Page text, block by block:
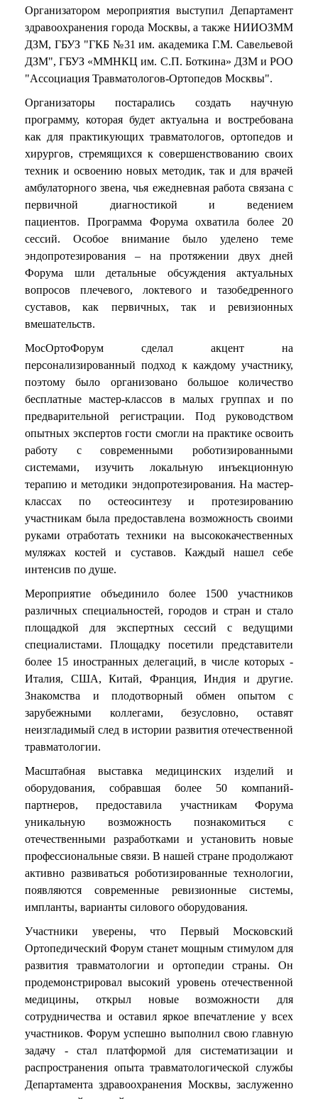
Организатором мероприятия выступил Департамент
здравоохранения города Москвы, а также НИИОЗММ
ДЗМ, ГБУЗ "ГКБ №31 им. академика Г.М. Савельевой
ДЗМ", ГБУЗ «ММНКЦ им. С.П. Боткина» ДЗМ и РОО
"Ассоциация Травматологов-Ортопедов Москвы".
Организаторы постарались создать научную
программу, которая будет актуальна и востребована
как для практикующих травматологов, ортопедов и
хирургов, стремящихся к совершенствованию своих
техник и освоению новых методик, так и для врачей
амбулаторного звена, чья ежедневная работа связана с
первичной диагностикой и ведением
пациентов. Программа Форума охватила более 20
сессий. Особое внимание было уделено теме
эндопротезирования – на протяжении двух дней
Форума шли детальные обсуждения актуальных
вопросов плечевого, локтевого и тазобедренного
суставов, как первичных, так и ревизионных
вмешательств.
МосОртоФорум сделал акцент на
персонализированный подход к каждому участнику,
поэтому было организовано большое количество
бесплатные мастер-классов в малых группах и по
предварительной регистрации. Под руководством
опытных экспертов гости смогли на практике освоить
работу с современными роботизированными
системами, изучить локальную инъекционную
терапию и методики эндопротезирования. На мастер-
классах по остеосинтезу и протезированию
участникам была предоставлена возможность своими
руками отработать техники на высококачественных
муляжах костей и суставов. Каждый нашел себе
интенсив по душе.
Мероприятие объединило более 1500 участников
различных специальностей, городов и стран и стало
площадкой для экспертных сессий с ведущими
специалистами. Площадку посетили представители
более 15 иностранных делегаций, в числе которых -
Италия, США, Китай, Франция, Индия и другие.
Знакомства и плодотворный обмен опытом с
зарубежными коллегами, безусловно, оставят
неизгладимый след в истории развития отечественной
травматологии.
Масштабная выставка медицинских изделий и
оборудования, собравшая более 50 компаний-
партнеров, предоставила участникам Форума
уникальную возможность познакомиться с
отечественными разработками и установить новые
профессиональные связи. В нашей стране продолжают
активно развиваться роботизированные технологии,
появляются современные ревизионные системы,
импланты, варианты силового оборудования.
Участники уверены, что Первый Московский
Ортопедический Форум станет мощным стимулом для
развития травматологии и ортопедии страны. Он
продемонстрировал высокий уровень отечественной
медицины, открыл новые возможности для
сотрудничества и оставил яркое впечатление у всех
участников. Форум успешно выполнил свою главную
задачу - стал платформой для систематизации и
распространения опыта травматологической службы
Департамента здравоохранения Москвы, заслуженно